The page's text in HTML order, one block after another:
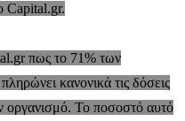
Capital.gr.
πως το 71% των
κανονικά τις δόσεις
οργανισμό. Το ποσοστό αυτό